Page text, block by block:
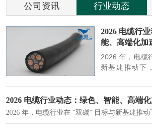
公司资讯 行业动态
2026 电缆行
能、高端化加
2026 年，电缆
新基建推动下
大清晰趋势，市
2026 电缆行业动态：绿色、智能、高端